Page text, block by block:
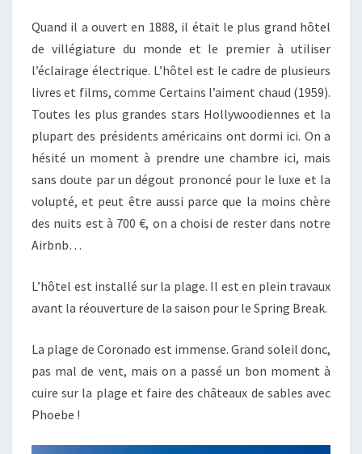
Quand il a ouvert en 1888, il était le plus grand hôtel
de villégiature du monde et le premier à utiliser
l’éclairage électrique. L’hôtel est le cadre de plusieurs
livres et films, comme Certains l’aiment chaud (1959).
Toutes les plus grandes stars Hollywoodiennes et la
plupart des présidents américains ont dormi ici. On a
hésité un moment à prendre une chambre ici, mais
sans doute par un dégout prononcé pour le luxe et la
volupté, et peut être aussi parce que la moins chère
des nuits est à 700 €, on a choisi de rester dans notre
Airbnb…
L’hôtel est installé sur la plage. Il est en plein travaux
avant la réouverture de la saison pour le Spring Break.
La plage de Coronado est immense. Grand soleil donc,
pas mal de vent, mais on a passé un bon moment à
cuire sur la plage et faire des châteaux de sables avec
Phoebe !